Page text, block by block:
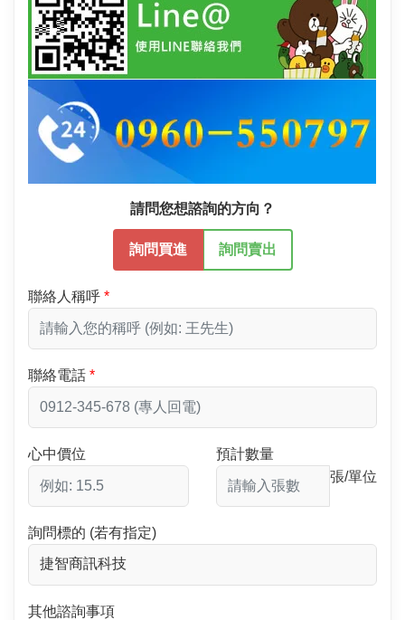
請問您想諮詢的方向？
詢問買進 詢問賣出
聯絡人稱呼
聯絡電話
心中價位
預計數量
張/單位
詢問標的 (若有指定)
其他諮詢事項